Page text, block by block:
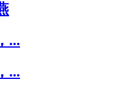
...
...